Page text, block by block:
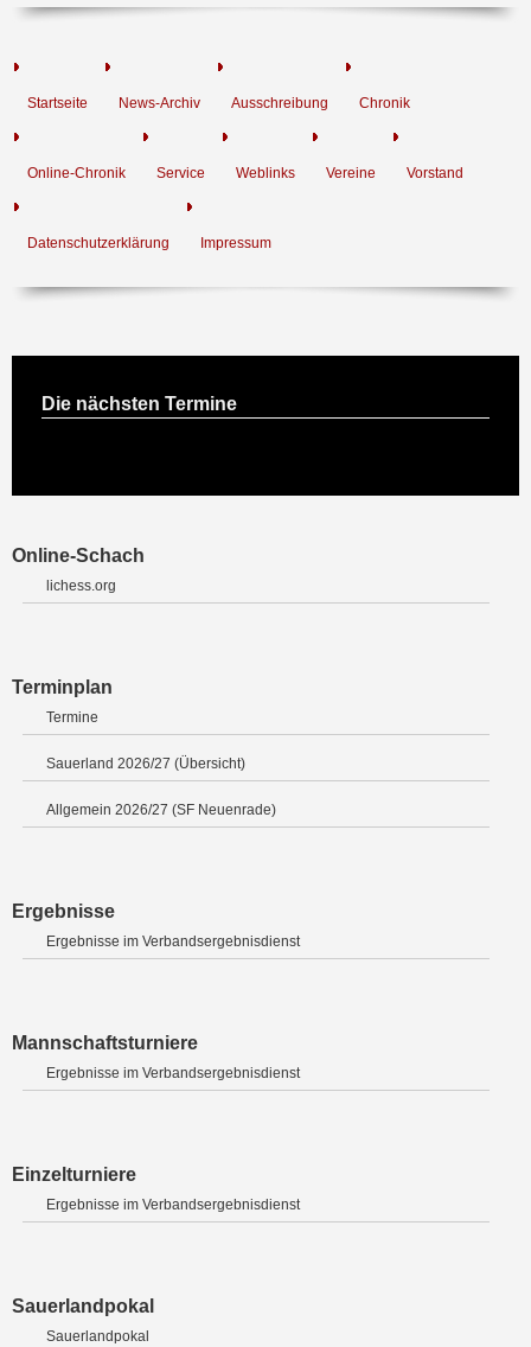
Startseite News-Archiv Ausschreibung Chronik
Online-Chronik Service Weblinks Vereine Vorstand
Datenschutzerklärung Impressum
Die nächsten Termine
Online-Schach
lichess.org
Terminplan
Termine
Sauerland 2026/27 (Übersicht)
Allgemein 2026/27 (SF Neuenrade)
Ergebnisse
Ergebnisse im Verbandsergebnisdienst
Mannschaftsturniere
Ergebnisse im Verbandsergebnisdienst
Einzelturniere
Ergebnisse im Verbandsergebnisdienst
Sauerlandpokal
Sauerlandpokal